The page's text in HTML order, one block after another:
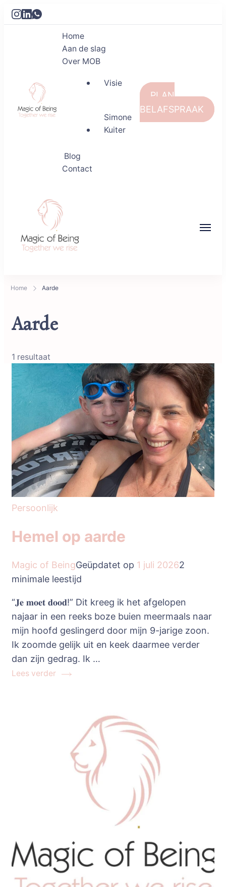
Magic of Being
Home
Aan de slag
Over MOB
Visie
Simone
Kuiter
Blog
Contact
PLAN
BELAFSPRAAK
Home Aarde
Aarde
1 resultaat
Persoonlijk
Hemel op aarde
Magic of BeingGeüpdatet op 1 juli 20262
minimale leestijd
“𝐉𝐞 𝐦𝐨𝐞𝐭 𝐝𝐨𝐨𝐝!” Dit kreeg ik het afgelopen
najaar in een reeks boze buien meermaals naar
mijn hoofd geslingerd door mijn 9-jarige zoon.
Ik zoomde gelijk uit en keek daarmee verder
dan zijn gedrag. Ik …
Lees verder